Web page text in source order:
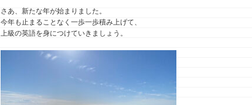
さあ、新たな年が始まりました。
今年も止まることなく一歩一歩積み上げて、
上級の英語を身につけていきましょう。